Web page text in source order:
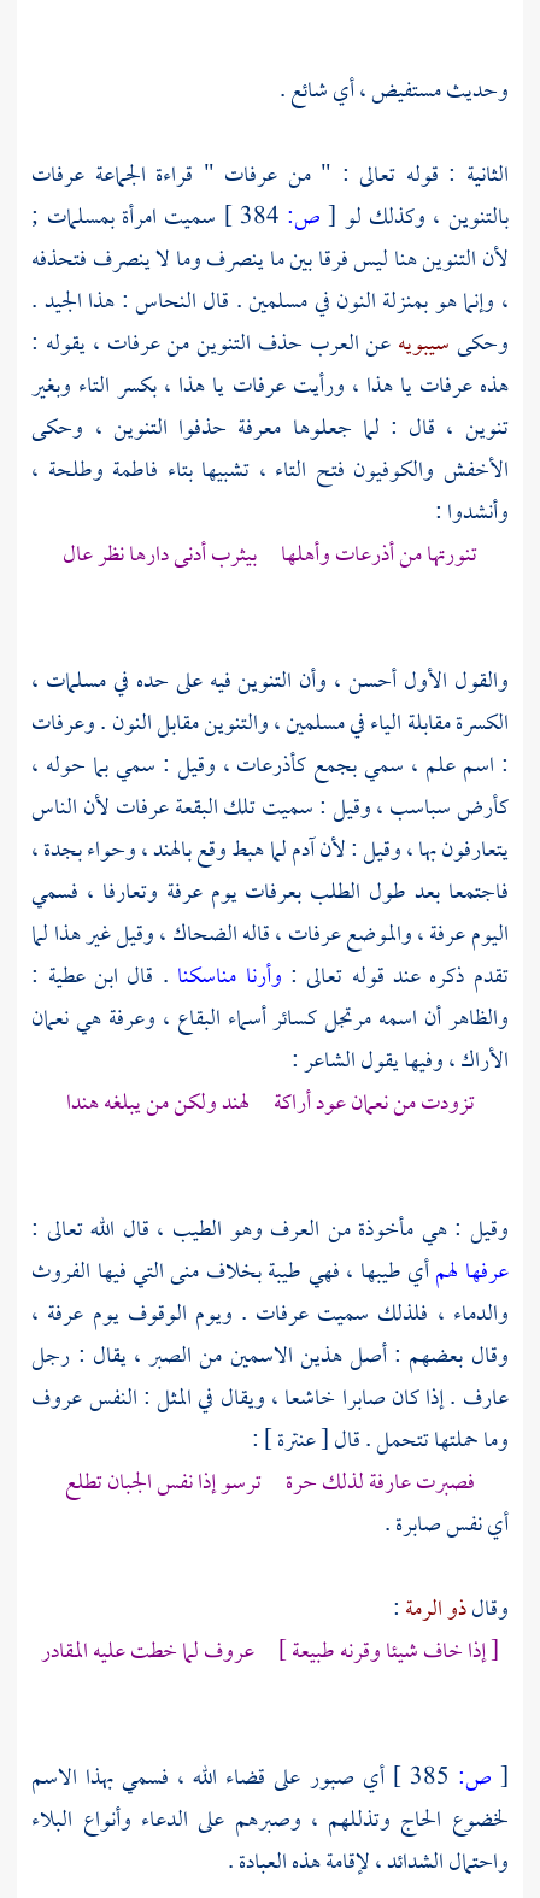
وحديث مستفيض ، أي شائع .
الثانية : قوله تعالى : " من عرفات " قراءة الجماعة عرفات
بالتنوين ، وكذلك لو [ص:
سميت امرأة بمسلمات ;
لأن التنوين هنا ليس فرقا بين ما ينصرف وما لا ينصرف فتحذفه
، وإنما هو بمنزلة النون في مسلمين . قالالنحاس: هذا الجيد .
وحكىسيبويهعن العرب حذف التنوين منعرفات ، يقوله :
هذهعرفاتيا هذا ، ورأيتعرفات يا هذا ، بكسر التاء وبغير
تنوين ، قال : لما جعلوها معرفة حذفوا التنوين ، وحكى
الأخفش والكوفيون فتح التاء ، تشبيها بتاء فاطمة وطلحة ،
وأنشدوا :
تنورتها من أذرعات وأهلها بيثربأدنى دارها نظر عال
والقول الأول أحسن ، وأن التنوين فيه على حده في مسلمات ،
الكسرة مقابلة الياء في مسلمين ، والتنوين مقابل النون .وعرفات
: اسم علم ، سميبجمعكأذرعات ، وقيل : سمي بما حوله ،
كأرض سباسب ، وقيل : سميت تلك البقعةعرفاتلأن الناس
يتعارفون بها ، وقيل : لأنآدملما هبط وقعبالهند،وحواءبجدة،
فاجتمعا بعد طول الطلب بعرفاتيومعرفة وتعارفا ، فسمي
اليومعرفة، والموضععرفات، قالهالضحاك، وقيل غير هذا لما
تقدم ذكره عند قوله تعالى : وأرنا مناسكنا . قال ابن عطية :
والظاهر أن اسمه مرتجل كسائر أسماء البقاع ، وعرفةهي نعمان
الأراك ، وفيها يقول الشاعر :
تزودت من نعمان عود أراكة لهندولكن من يبلغههندا
وقيل : هي مأخوذة من العرف وهو الطيب ، قال الله تعالى :
عرفها لهمأي طيبها ، فهي طيبة بخلافمنىالتي فيها الفروث
والدماء ، فلذلك سميت عرفات . ويوم الوقوف يوم عرفة ،
وقال بعضهم : أصل هذين الاسمين من الصبر ، يقال : رجل
عارف . إذا كان صابرا خاشعا ، ويقال في المثل : النفس عروف
وما حملتها تتحمل . قال [عنترة] :
فصبرت عارفة لذلك حرة ترسو إذا نفس الجبان تطلع
أي نفس صابرة .
وقالذو الرمة:
[ إذا خاف شيئا وقرنه طبيعة ] عروف لما خطت عليه المقادر
[ ص:
أي صبور على قضاء الله ، فسمي بهذا الاسم
لخضوع الحاج وتذللهم ، وصبرهم على الدعاء وأنواع البلاء
واحتمال الشدائد ، لإقامة هذه العبادة .